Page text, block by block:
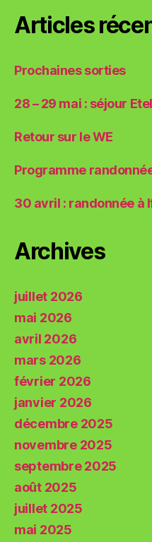
Articles
Prochaines sorties
28 – 29 mai : séjour Etel
Retour sur le WE
Programme
30 avril : randonnée à
Archives
juillet 2026
mai 2026
avril 2026
mars 2026
février 2026
janvier 2026
décembre 2025
novembre 2025
septembre 2025
août 2025
juillet 2025
mai 2025